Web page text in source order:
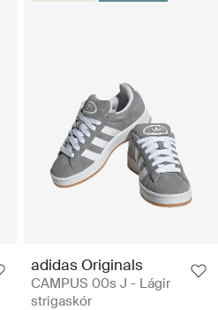
adidas Originals
CAMPUS 00s J - Lágir
strigaskór